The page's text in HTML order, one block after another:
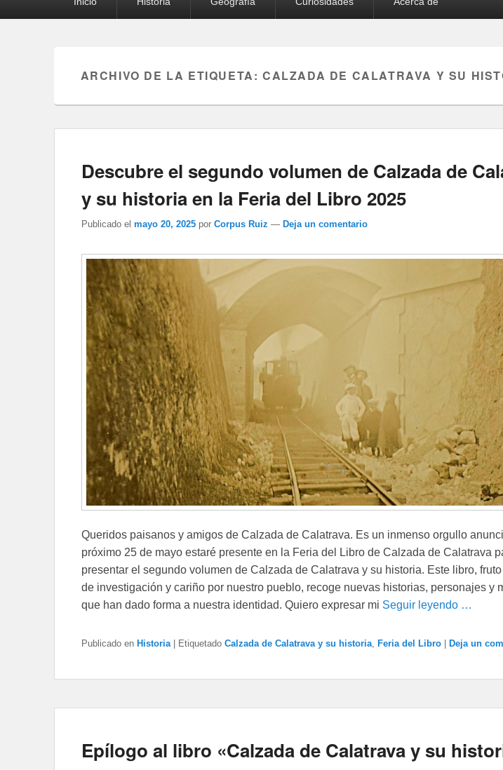
ARCHIVO DE LA ETIQUETA:CALZADA DE CALATRAVA Y SU
Descubre el segundo volumen de Calzada de
y su historia en la Feria del Libro 2025
Publicado el mayo 20, 2025 por Corpus Ruiz — Deja un comentario
Queridos paisanos y amigos de Calzada de Calatrava. Es un inmenso orgullo
próximo 25 de mayo estaré presente en la Feria del Libro de Calzada de Calatrava
presentar el segundo volumen de Calzada de Calatrava y su historia. Este libro,
de investigación y cariño por nuestro pueblo, recoge nuevas historias, personajes y
que han dado forma a nuestra identidad. Quiero expresar mi Seguir leyendo …
Publicado en Historia | Etiquetado Calzada de Calatrava y su historia Feria del Libro | Deja un
Epílogo al libro «Calzada de Calatrava y su